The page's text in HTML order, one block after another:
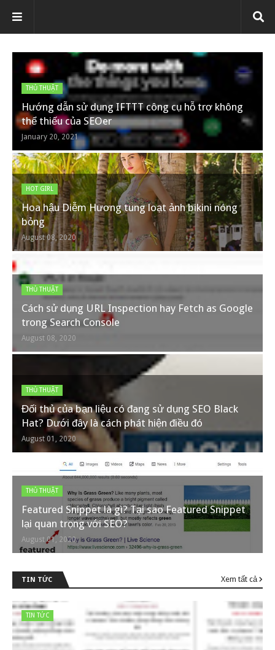
THỦ THUẬT
Hướng dẫn sử dụng IFTTT công cụ hỗ trợ không
thể thiếu của SEOer
January 20, 2021
HOT GIRL
Hoa hậu Diễm Hương tung loạt ảnh bikini nóng
bỏng
August 08, 2020
THỦ THUẬT
Cách sử dụng URL Inspection hay Fetch as Google
trong Search Console
August 08, 2020
THỦ THUẬT
Đối thủ của bạn liệu có đang sử dụng SEO Black
Hat? Dưới đây là cách phát hiện điều đó
August 01, 2020
THỦ THUẬT
Featured Snippet là gì? Tại sao Featured Snippet
lại quan trọng với SEO?
August 01, 2020
TIN TỨC Xem tất cả
TIN TỨC